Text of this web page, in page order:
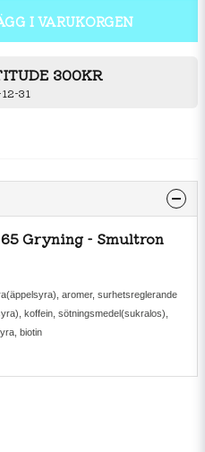
I VARUKORGEN
300KR
31
Gryning - Smultron
aromer, surhetsreglerande
koffein, sötningsmedel(sukralos),
biotin